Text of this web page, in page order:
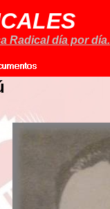
Radical día por día.